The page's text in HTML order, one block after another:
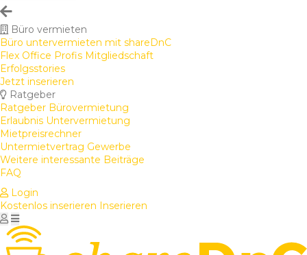
Büro vermieten
Büro untervermieten mit shareDnC
Flex Office Profis Mitgliedschaft
Erfolgsstories
Jetzt inserieren
Ratgeber
Ratgeber Bürovermietung
Erlaubnis Untervermietung
Mietpreisrechner
Untermietvertrag Gewerbe
Weitere interessante Beiträge
FAQ
Login
Kostenlos inserieren Inserieren